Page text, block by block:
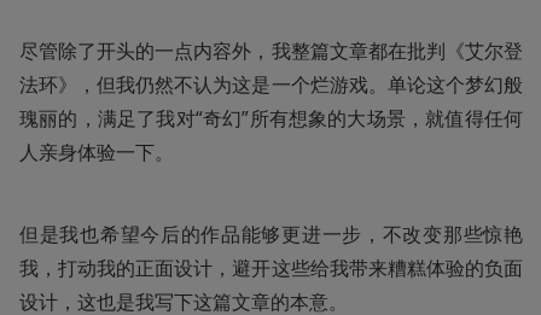
尽管除了开头的一点内容外，我整篇文章都在批判《艾尔登
法环》，但我仍然不认为这是一个烂游戏。单论这个梦幻般
瑰丽的，满足了我对“奇幻”所有想象的大场景，就值得任何
人亲身体验一下。
但是我也希望今后的作品能够更进一步，不改变那些惊艳
我，打动我的正面设计，避开这些给我带来糟糕体验的负面
设计，这也是我写下这篇文章的本意。